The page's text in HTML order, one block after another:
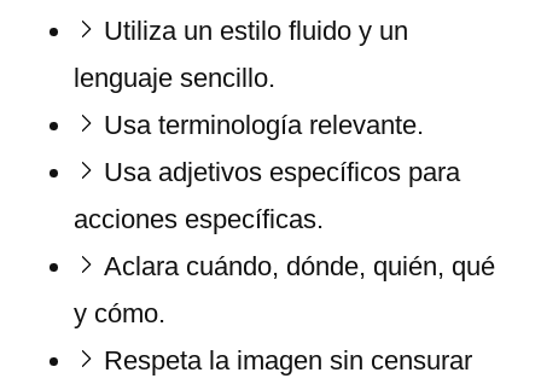
Utiliza un estilo fluido y un
lenguaje sencillo.
Usa terminología relevante.
Usa adjetivos específicos para
acciones específicas.
Aclara cuándo, dónde, quién, qué
y cómo.
Respeta la imagen sin censurar